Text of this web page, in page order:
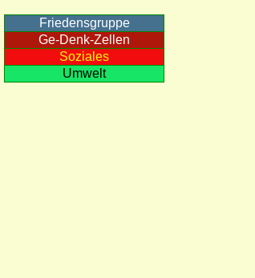
Friedensgruppe
Ge-Denk-Zellen
Soziales
Umwelt